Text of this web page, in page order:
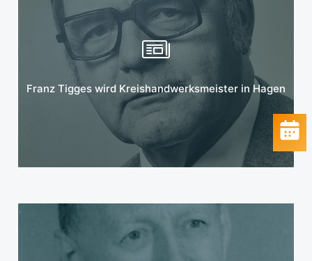
Franz Tigges wird Kreishandwerksmeister in Hagen
Mehr erfahren